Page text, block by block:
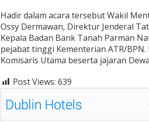
Hadir dalam acara tersebut Wakil
Ossy Dermawan, Direktur Jenderal
Kepala Badan Bank Tanah Parman
pejabat tinggi Kementerian ATR/
Komisaris Utama beserta jajaran
Post Views: 639